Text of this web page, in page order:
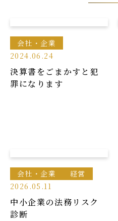
会社・企業
2024.06.24
決算書をごまかすと犯
罪になります
会社・企業
経営
2026.05.11
中小企業の法務リスク
診断